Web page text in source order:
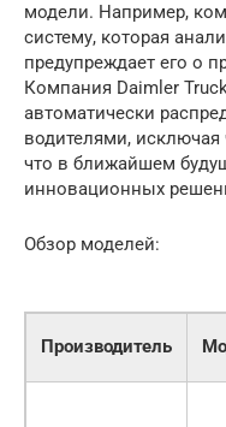
модели. Например,
систему, которая
предупреждает его о
Компания Daimler
автоматически
водителями,
что в ближайшем
инновационных
Обзор моделей:
Производитель